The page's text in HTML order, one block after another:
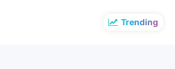
Trending